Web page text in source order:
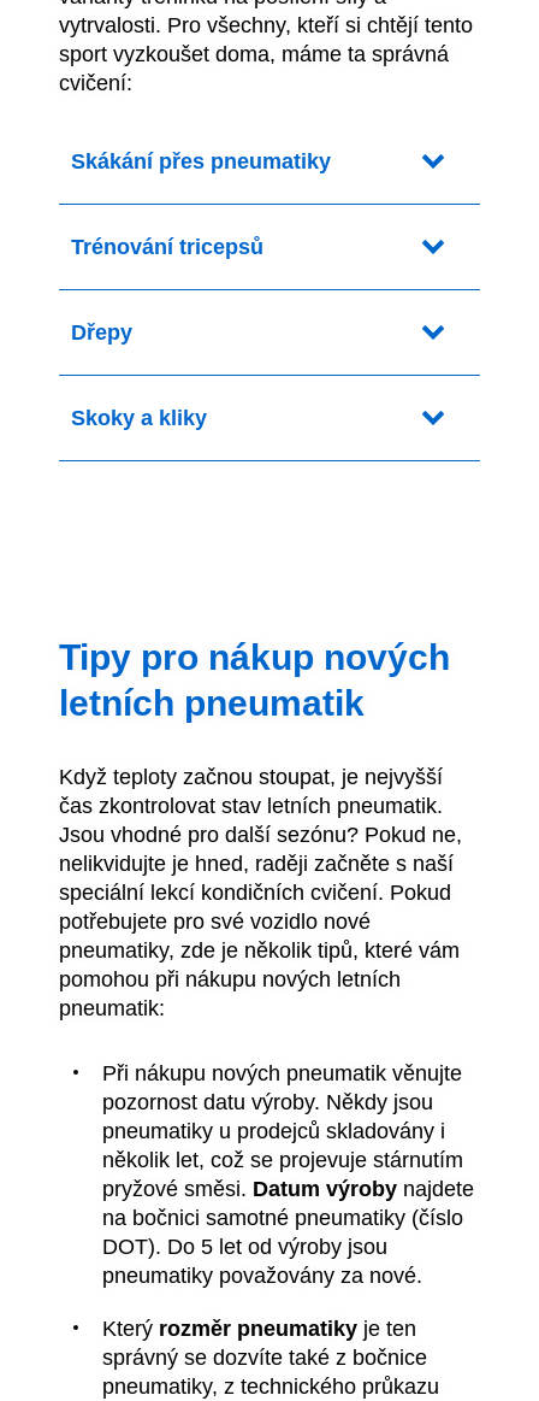
vytrvalosti. Pro všechny, kteří si chtějí tento
sport vyzkoušet doma, máme ta správná
cvičení:
Skákání přes pneumatiky
Trénování tricepsů
Dřepy
Skoky a kliky
Tipy pro nákup nových
letních pneumatik
Když teploty začnou stoupat, je nejvyšší
čas zkontrolovat stav letních pneumatik.
Jsou vhodné pro další sezónu? Pokud ne,
nelikvidujte je hned, raději začněte s naší
speciální lekcí kondičních cvičení. Pokud
potřebujete pro své vozidlo nové
pneumatiky, zde je několik tipů, které vám
pomohou při nákupu nových letních
pneumatik:
Při nákupu nových pneumatik věnujte
pozornost datu výroby. Někdy jsou
pneumatiky u prodejců skladovány i
několik let, což se projevuje stárnutím
pryžové směsi. Datum výroby najdete
na bočnici samotné pneumatiky (číslo
DOT). Do 5 let od výroby jsou
pneumatiky považovány za nové.
Který rozměr pneumatiky je ten
správný se dozvíte také z bočnice
pneumatiky, z technického průkazu